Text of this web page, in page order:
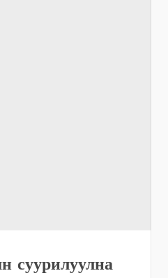
суурилуулна